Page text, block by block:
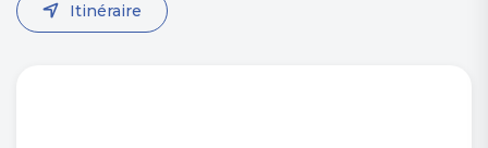
Itinéraire